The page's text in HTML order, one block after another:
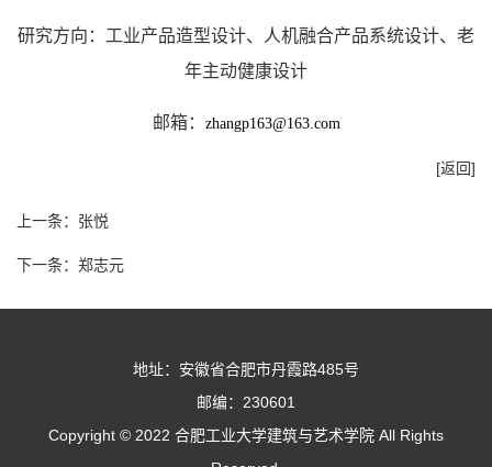
研究方向：工业产品造型设计、人机融合产品系统设计、老
年主动健康设计
邮箱： zhangp163@163.com
[返回]
上一条： 张悦
下一条： 郑志元
地址：安徽省合肥市丹霞路485号
邮编：230601
Copyright © 2022 合肥工业大学建筑与艺术学院 All Rights